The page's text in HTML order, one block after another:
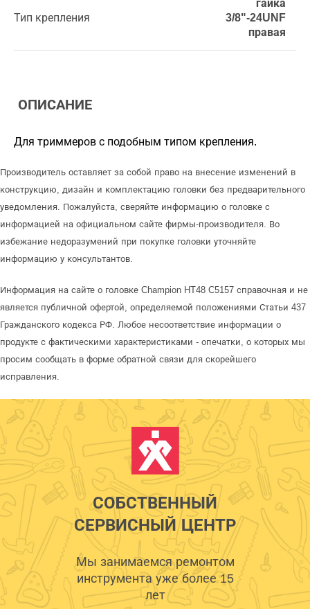
Тип крепления
гайка
3/8"-24UNF
правая
ОПИСАНИЕ
Для триммеров с подобным типом крепления.
Производитель оставляет за собой право на внесение изменений в
конструкцию, дизайн и комплектацию головки без предварительного
уведомления. Пожалуйста, сверяйте информацию о головке с
информацией на официальном сайте фирмы-производителя. Во
избежание недоразумений при покупке головки уточняйте
информацию у консультантов.
Информация на сайте о головке Champion HT48 C5157 справочная и не
является публичной офертой, определяемой положениями Статьи 437
Гражданского кодекса РФ. Любое несоответствие информации о
продукте с фактическими характеристиками - опечатки, о которых мы
просим сообщать в форме обратной связи для скорейшего
исправления.
СОБСТВЕННЫЙ
СЕРВИСНЫЙ ЦЕНТР
Мы занимаемся ремонтом
инструмента уже более 15
лет